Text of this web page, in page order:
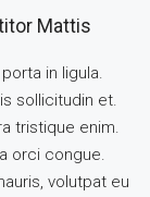
Mattis
in ligula.
sollicitudin et.
tristique enim.
orci congue.
volutpat eu